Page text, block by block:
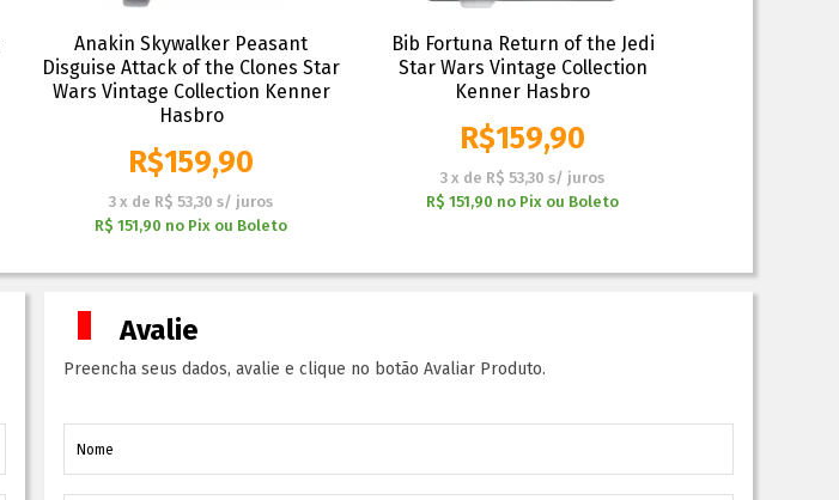
Anakin Skywalker Peasant
Disguise Attack of the Clones Star
Wars Vintage Collection Kenner
Hasbro
R$159,90
3 x de R$ 53,30 s/ juros
R$ 151,90 no Pix ou Boleto
Bib Fortuna Return of the Jedi
Star Wars Vintage Collection
Kenner Hasbro
R$159,90
3 x de R$ 53,30 s/ juros
R$ 151,90 no Pix ou Boleto
Avalie
Preencha seus dados, avalie e clique no botão Avaliar Produto.